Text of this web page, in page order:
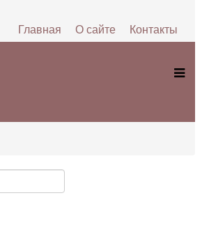
Контакты
О сайте
Главная